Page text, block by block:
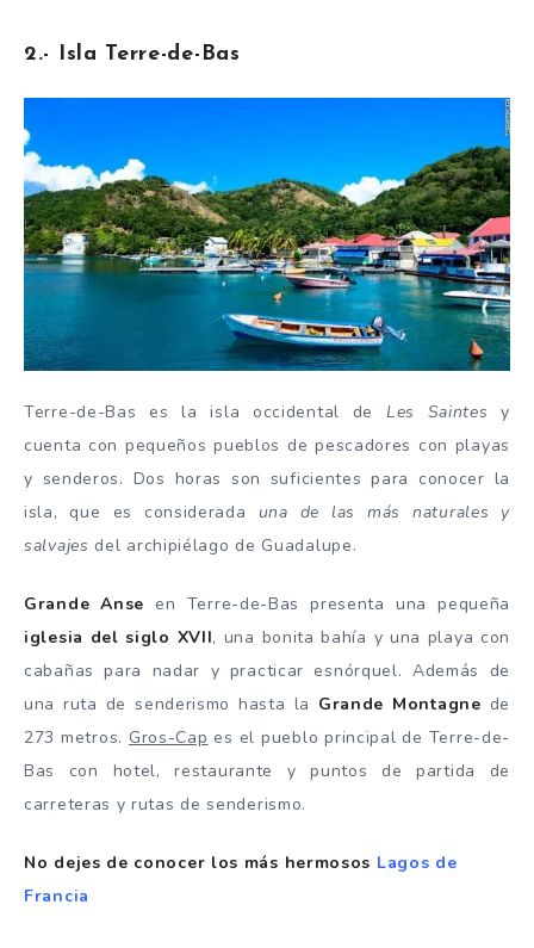
2.- Isla Terre-de-Bas
Terre-de-Bas es la isla occidental de Les Saintes y
cuenta con pequeños pueblos de pescadores con playas
y senderos. Dos horas son suficientes para conocer la
isla, que es considerada una de las más naturales y
salvajes del archipiélago de Guadalupe.
Grande Anse en Terre-de-Bas presenta una pequeña
iglesia del siglo XVII, una bonita bahía y una playa con
cabañas para nadar y practicar esnórquel. Además de
una ruta de senderismo hasta la Grande Montagne de
273 metros. Gros-Cap es el pueblo principal de Terre-de-
Bas con hotel, restaurante y puntos de partida de
carreteras y rutas de senderismo.
No dejes de conocer los más hermosos Lagos de
Francia